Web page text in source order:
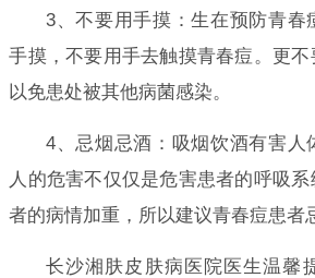
3、不要用手摸：生在预防青春
手摸，不要用手去触摸青春痘。更不
以免患处被其他病菌感染。
4、忌烟忌酒：吸烟饮酒有害人
人的危害不仅仅是危害患者的呼吸
者的病情加重，所以建议青春痘患者
长沙湘肤皮肤病医院医生温馨